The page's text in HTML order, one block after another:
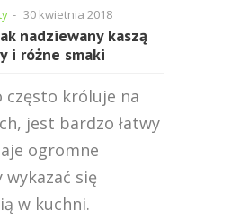
- 30 kwietnia 2018
nadziewany kaszą
i różne smaki
często króluje na
jest bardzo łatwy
ogromne
się
w kuchni.